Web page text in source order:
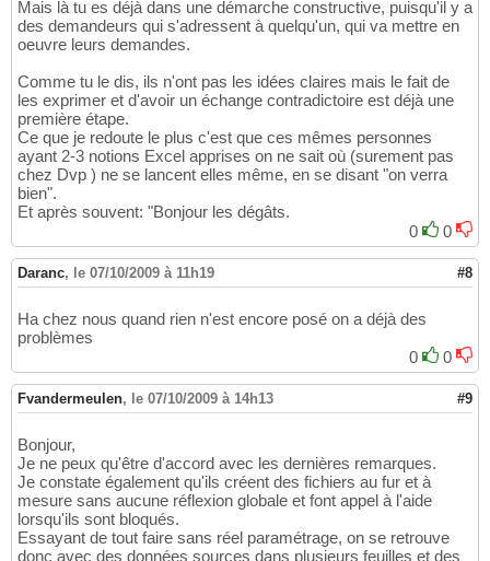
Mais là tu es déjà dans une démarche constructive, puisqu'il y a
des demandeurs qui s'adressent à quelqu'un, qui va mettre en
oeuvre leurs demandes.
Comme tu le dis, ils n'ont pas les idées claires mais le fait de
les exprimer et d'avoir un échange contradictoire est déjà une
première étape.
Ce que je redoute le plus c'est que ces mêmes personnes
ayant 2-3 notions Excel apprises on ne sait où (surement pas
chez Dvp ) ne se lancent elles même, en se disant "on verra
bien".
Et après souvent: "Bonjour les dégâts.
0
0
Daranc, le 07/10/2009 à 11h19 #8
Ha chez nous quand rien n'est encore posé on a déjà des
problèmes
0
0
Fvandermeulen, le 07/10/2009 à 14h13 #9
Bonjour,
Je ne peux qu'être d'accord avec les dernières remarques.
Je constate également qu'ils créent des fichiers au fur et à
mesure sans aucune réflexion globale et font appel à l'aide
lorsqu'ils sont bloqués.
Essayant de tout faire sans réel paramétrage, on se retrouve
donc avec des données sources dans plusieurs feuilles et des